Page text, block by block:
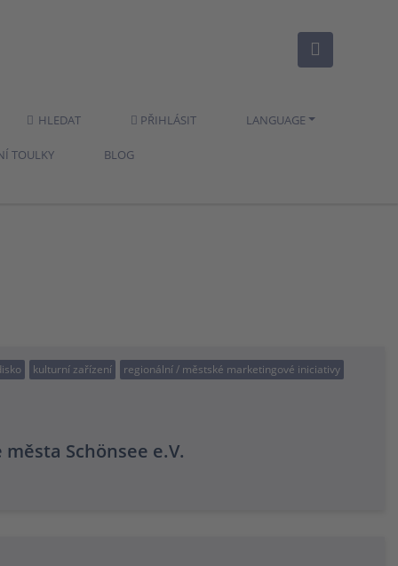
HLEDAT PŘIHLÁSIT LANGUAGE
TOULKY BLOG
kulturní zařízení
regionální / městské marketingové iniciativy
Schönsee e.V.